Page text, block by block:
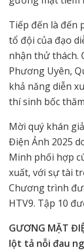
Tiếp đến là đến
tổ đội của đạo
nhận thử thách.
Phương Uyên,
khả năng diễn
thí sinh bốc
Mời quý khán
Điện Ảnh 2025
Minh phối hợp
xuất, với sự tài
Chương trình
HTV9. Tập 10
GƯƠNG MẶT
lột tả nỗi đau